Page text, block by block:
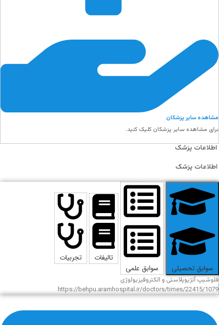
مشاهده سایر پزشکان
برای مشاهده سایر پزشکان کلیک کنید.
اطلاعات پزشک
اطلاعات پزشک
سوابق تحصیلی سوابق علمی
تالیفات تجربیات
فلوشیپ آنژیوپلاستی و الکتروفیزیولوژی
https://behpu.aramhospital.ir/doctors/times/22415/1079